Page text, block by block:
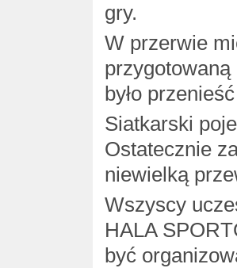
gry.
W przerwie
przygotowaną
było
Siatkarski
Ostatecznie
niewielką
Wszyscy
HALA
być